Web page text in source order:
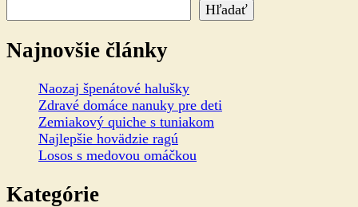
Hľadať
Najnovšie články
Naozaj špenátové halušky
Zdravé domáce nanuky pre deti
Zemiakový quiche s tuniakom
Najlepšie hovädzie ragú
Losos s medovou omáčkou
Kategórie